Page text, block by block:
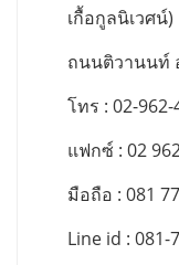
เกื้อกูลนิเวศน์)
ถนนติวานนท์
โทร : 02-
แฟกซ์ : 02
มือถือ : 081
Line id : 081-